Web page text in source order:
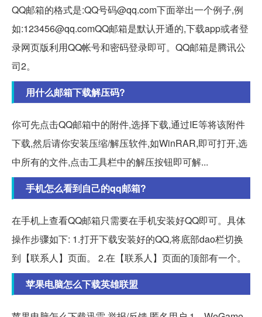
QQ邮箱的格式是:QQ号码@qq.com下面举出一个例子,例
如:123456@qq.comQQ邮箱是默认开通的,下载app或者登
录网页版利用QQ帐号和密码登录即可。QQ邮箱是腾讯公
司2。
用什么邮箱下载解压码?
你可先点击QQ邮箱中的附件,选择下载,通过IE等将该附件
下载,然后请你安装压缩/解压软件,如WinRAR,即可打开,选
中所有的文件,点击工具栏中的解压按钮即可解...
手机怎么看到自己的qq邮箱?
在手机上查看QQ邮箱只需要在手机安装好QQ即可。具体
操作步骤如下: 1.打开下载安装好的QQ,将底部dao栏切换
到【联系人】页面。 2.在【联系人】页面的顶部有一个。
苹果电脑怎么下载英雄联盟